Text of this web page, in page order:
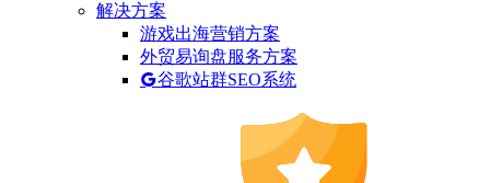
解决方案
游戏出海营销方案
外贸易询盘服务方案
谷歌站群SEO系统